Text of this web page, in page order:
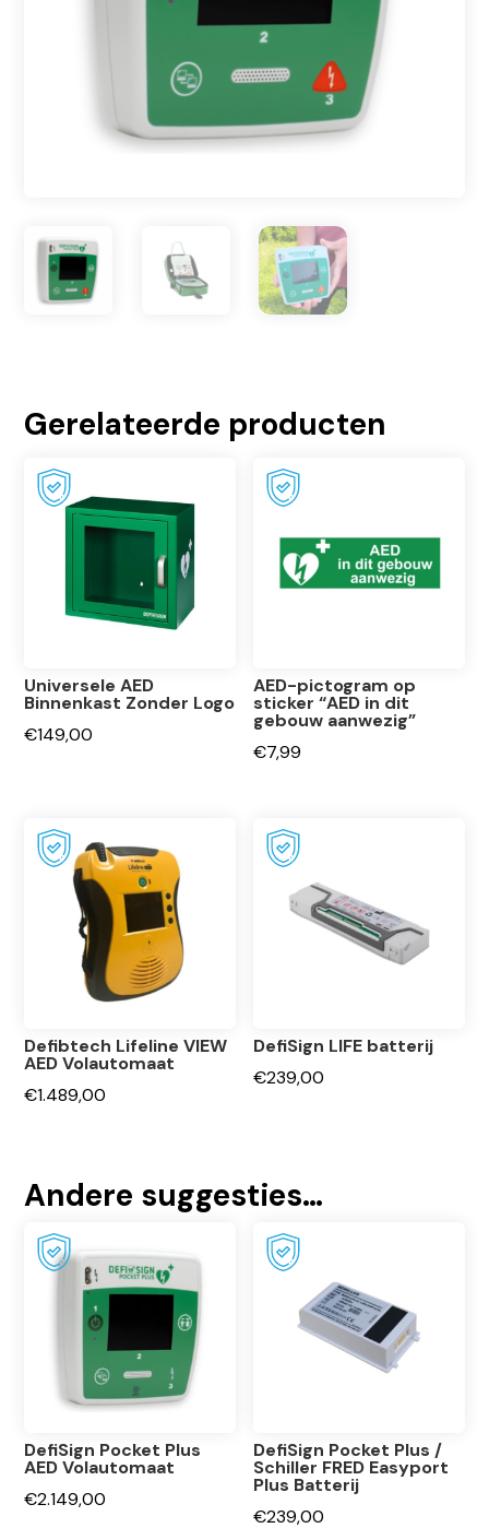
Gerelateerde producten
Universele AED
Binnenkast Zonder Logo
€149,00
AED-pictogram op
sticker “AED in dit
gebouw aanwezig”
€7,99
Defibtech Lifeline VIEW
AED Volautomaat
€1.489,00
DefiSign LIFE batterij
€239,00
Andere suggesties…
DefiSign Pocket Plus
AED Volautomaat
€2.149,00
DefiSign Pocket Plus /
Schiller FRED Easyport
Plus Batterij
€239,00